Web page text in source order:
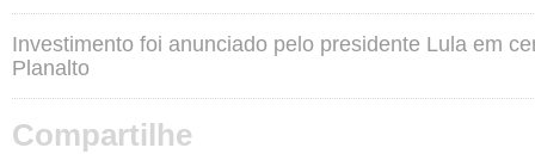
Investimento foi anunciado pelo presidente Lula em
Planalto
Compartilhe